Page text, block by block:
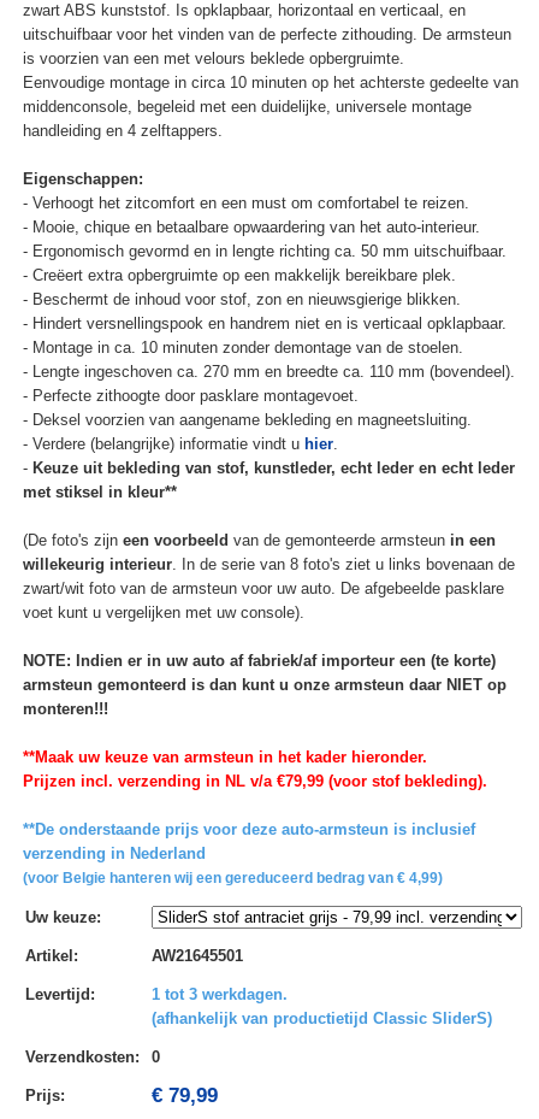
zwart ABS kunststof. Is opklapbaar, horizontaal en verticaal, en
uitschuifbaar voor het vinden van de perfecte zithouding. De armsteun
is voorzien van een met velours beklede opbergruimte.
Eenvoudige montage in circa 10 minuten op het achterste gedeelte van
middenconsole, begeleid met een duidelijke, universele montage
handleiding en 4 zelftappers.
Eigenschappen:
- Verhoogt het zitcomfort en een must om comfortabel te reizen.
- Mooie, chique en betaalbare opwaardering van het auto-interieur.
- Ergonomisch gevormd en in lengte richting ca. 50 mm uitschuifbaar.
- Creëert extra opbergruimte op een makkelijk bereikbare plek.
- Beschermt de inhoud voor stof, zon en nieuwsgierige blikken.
- Hindert versnellingspook en handrem niet en is verticaal opklapbaar.
- Montage in ca. 10 minuten zonder demontage van de stoelen.
- Lengte ingeschoven ca. 270 mm en breedte ca. 110 mm (bovendeel).
- Perfecte zithoogte door pasklare montagevoet.
- Deksel voorzien van aangename bekleding en magneetsluiting.
- Verdere (belangrijke) informatie vindt u hier.
- Keuze uit bekleding van stof, kunstleder, echt leder en echt leder
met stiksel in kleur**
(De foto's zijn een voorbeeld van de gemonteerde armsteun in een
willekeurig interieur. In de serie van 8 foto's ziet u links bovenaan de
zwart/wit foto van de armsteun voor uw auto. De afgebeelde pasklare
voet kunt u vergelijken met uw console).
NOTE: Indien er in uw auto af fabriek/af importeur een (te korte)
armsteun gemonteerd is dan kunt u onze armsteun daar NIET op
monteren!!!
**Maak uw keuze van armsteun in het kader hieronder.
Prijzen incl. verzending in NL v/a €79,99 (voor stof bekleding).
**De onderstaande prijs voor deze auto-armsteun is inclusief
verzending in Nederland
(voor Belgie hanteren wij een gereduceerd bedrag van € 4,99)
Uw keuze:
Artikel : AW21645501
Levertijd :
1 tot 3 werkdagen.
(afhankelijk van productietijd Classic SliderS)
Verzendkosten: 0
Prijs: € 79,99